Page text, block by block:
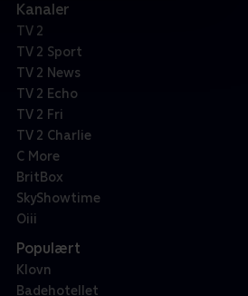
Kanaler
TV 2
TV 2 Sport
TV 2 News
TV 2 Echo
TV 2 Fri
TV 2 Charlie
C More
BritBox
SkyShowtime
Oiii
Populært
Klovn
Badehotellet